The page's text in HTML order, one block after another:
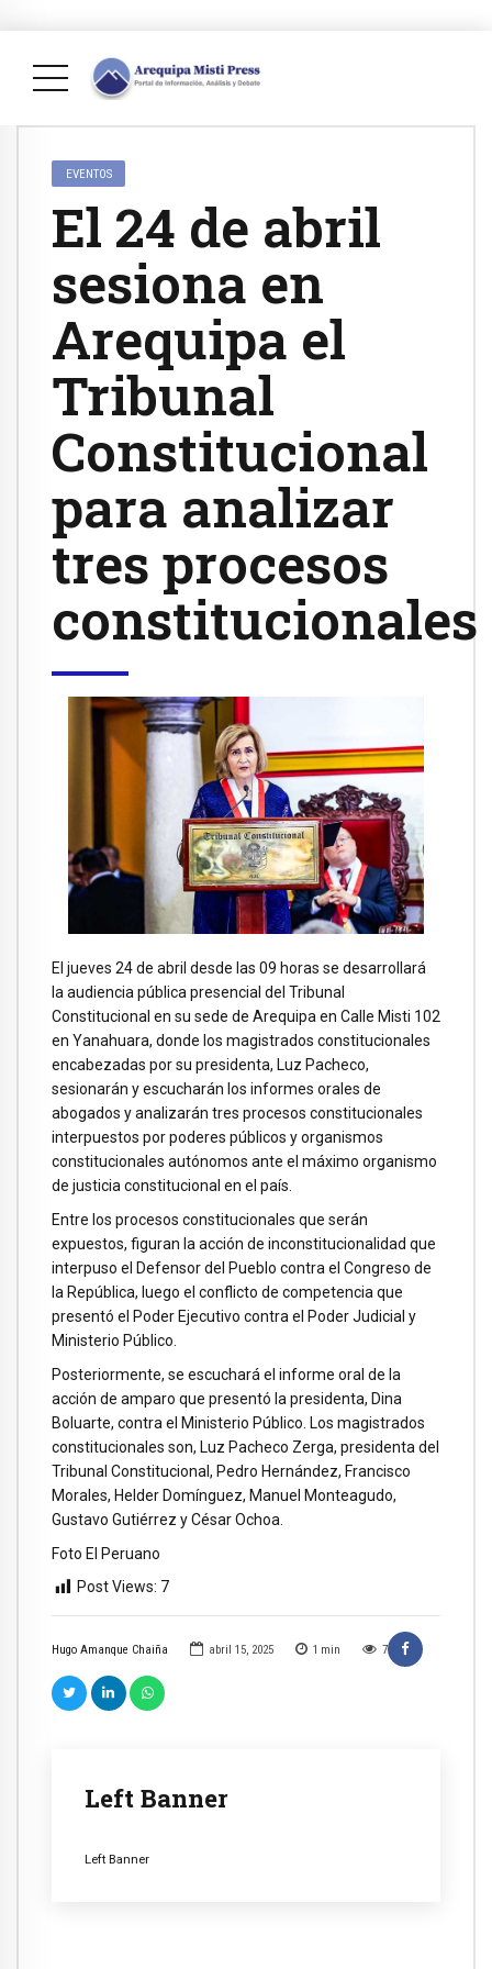
Hugo Amanque Chaiña abril 15, 2025 1 min 7
Left Banner
Left Banner
EVENTOS
El 24 de abril
sesiona en
Arequipa el
Tribunal
Constitucional
para analizar
tres procesos
constitucionales
El jueves 24 de abril desde las 09 horas se desarrollará
la audiencia pública presencial del Tribunal
Constitucional en su sede de Arequipa en Calle Misti 102
en Yanahuara, donde los magistrados constitucionales
encabezadas por su presidenta, Luz Pacheco,
sesionarán y escucharán los informes orales de
abogados y analizarán tres procesos constitucionales
interpuestos por poderes públicos y organismos
constitucionales autónomos ante el máximo organismo
de justicia constitucional en el país.
Entre los procesos constitucionales que serán
expuestos, figuran la acción de inconstitucionalidad que
interpuso el Defensor del Pueblo contra el Congreso de
la República, luego el conflicto de competencia que
presentó el Poder Ejecutivo contra el Poder Judicial y
Ministerio Público.
Posteriormente, se escuchará el informe oral de la
acción de amparo que presentó la presidenta, Dina
Boluarte, contra el Ministerio Público. Los magistrados
constitucionales son, Luz Pacheco Zerga, presidenta del
Tribunal Constitucional, Pedro Hernández, Francisco
Morales, Helder Domínguez, Manuel Monteagudo,
Gustavo Gutiérrez y César Ochoa.
Foto El Peruano
Post Views: 7